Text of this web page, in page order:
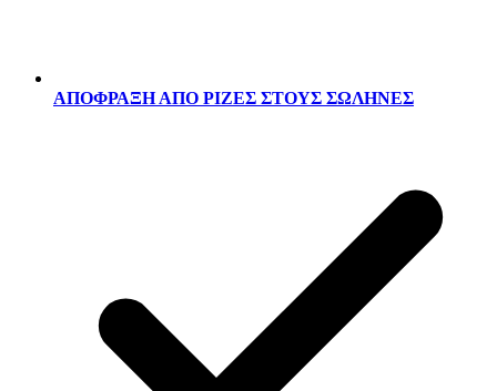
ΑΠΟΦΡΑΞΗ ΑΠΟ ΡΙΖΕΣ ΣΤΟΥΣ ΣΩΛΗΝΕΣ